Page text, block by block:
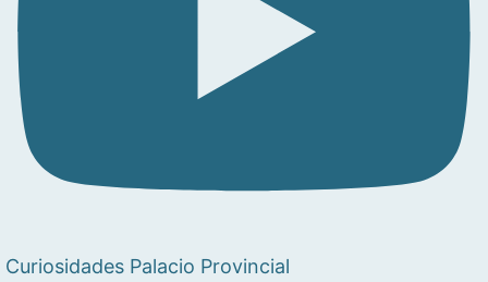
Curiosidades Palacio Provincial